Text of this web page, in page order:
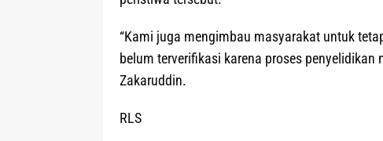
“Kami juga mengimbau masyarakat untuk
belum terverifikasi karena proses penyelidikan
Zakaruddin.
RLS